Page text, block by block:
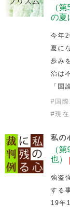
（
の夏
今年
夏に
歩み
治は
「国
# 国
#現
私の
（
也）
強盗
する
19年